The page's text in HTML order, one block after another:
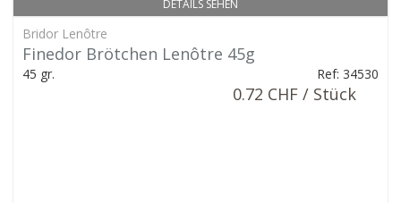
DETAILS SEHEN
Bridor Lenôtre
Finedor Brötchen Lenôtre 45g
45 gr. Ref: 34530
0.72 CHF / Stück